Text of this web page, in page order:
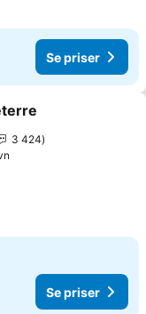
Se priser
3 424
Se priser